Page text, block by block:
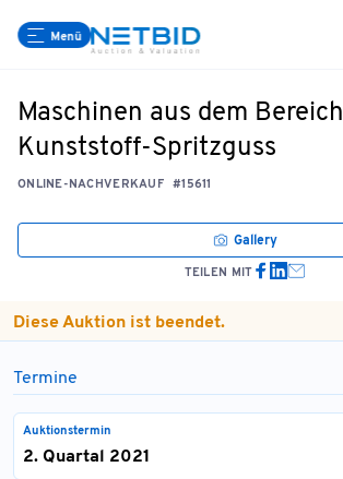
Menü
Maschinen aus dem Bereich
Kunststoff-Spritzguss
ONLINE-NACHVERKAUF #15611
Gallery
TEILEN MIT
Diese Auktion ist beendet.
Termine
Auktionstermin
2. Quartal 2021